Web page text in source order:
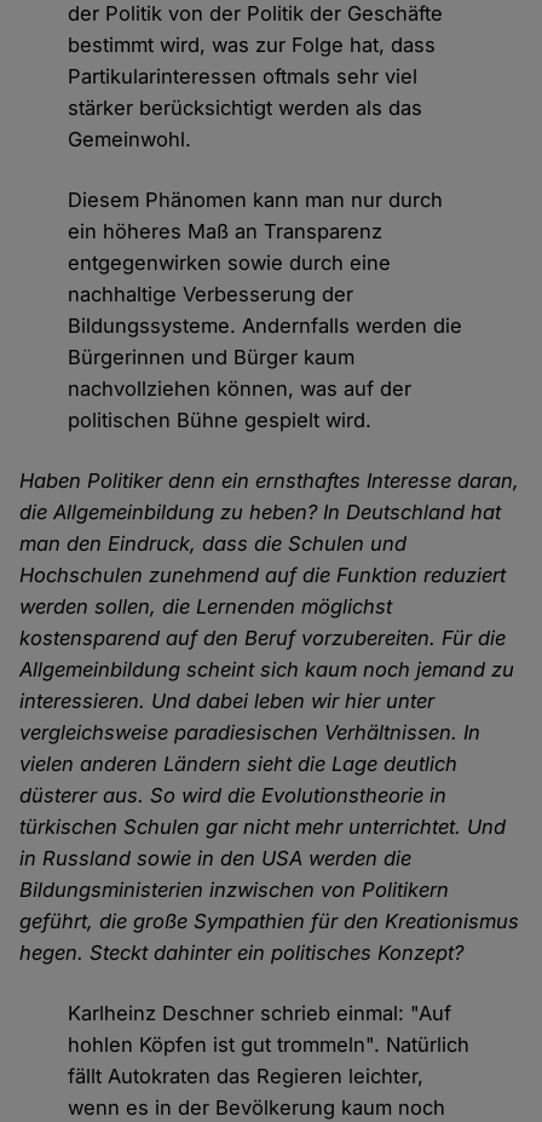
der Politik von der Politik der Geschäfte
bestimmt wird, was zur Folge hat, dass
Partikularinteressen oftmals sehr viel
stärker berücksichtigt werden als das
Gemeinwohl.
Diesem Phänomen kann man nur durch
ein höheres Maß an Transparenz
entgegenwirken sowie durch eine
nachhaltige Verbesserung der
Bildungssysteme. Andernfalls werden die
Bürgerinnen und Bürger kaum
nachvollziehen können, was auf der
politischen Bühne gespielt wird.
Haben Politiker denn ein ernsthaftes Interesse daran,
die Allgemeinbildung zu heben? In Deutschland hat
man den Eindruck, dass die Schulen und
Hochschulen zunehmend auf die Funktion reduziert
werden sollen, die Lernenden möglichst
kostensparend auf den Beruf vorzubereiten. Für die
Allgemeinbildung scheint sich kaum noch jemand zu
interessieren. Und dabei leben wir hier unter
vergleichsweise paradiesischen Verhältnissen. In
vielen anderen Ländern sieht die Lage deutlich
düsterer aus. So wird die Evolutionstheorie in
türkischen Schulen gar nicht mehr unterrichtet. Und
in Russland sowie in den USA werden die
Bildungsministerien inzwischen von Politikern
geführt, die große Sympathien für den Kreationismus
hegen. Steckt dahinter ein politisches Konzept?
Karlheinz Deschner schrieb einmal: "Auf
hohlen Köpfen ist gut trommeln". Natürlich
fällt Autokraten das Regieren leichter,
wenn es in der Bevölkerung kaum noch